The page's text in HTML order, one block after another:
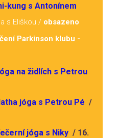
kung s Antonínem
s Eliškou / obsazeno
Parkinson klubu -
na židlích s Petrou
jóga s Petrou Pé /
jóga s Niky / 16.